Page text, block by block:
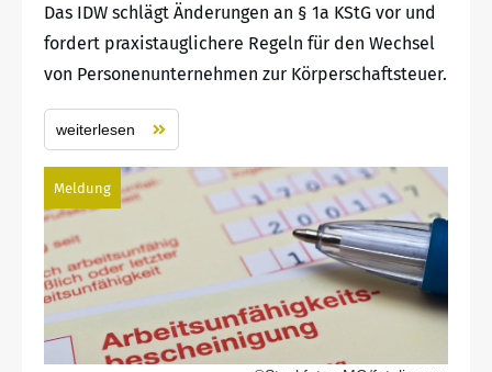
Das IDW schlägt Änderungen an § 1a KStG vor und
fordert praxistauglichere Regeln für den Wechsel
von Personenunternehmen zur Körperschaftsteuer.
weiterlesen
Meldung